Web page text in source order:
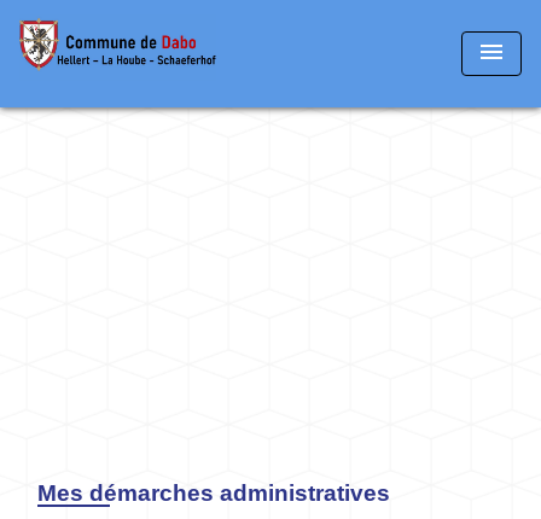
menu
Mes démarches administratives